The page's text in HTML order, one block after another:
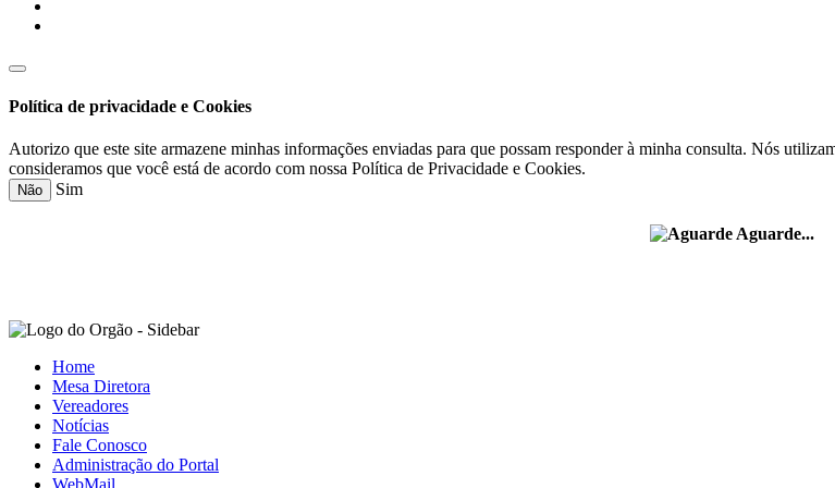
Política de privacidade e Cookies
Autorizo que este site armazene minhas informações enviadas para que possam responder à minha consulta. Nós
consideramos que você está de acordo com nossa Política de Privacidade e Cookies.
Não Sim
Aguarde...
Home
Mesa Diretora
Vereadores
Notícias
Fale Conosco
Administração do Portal